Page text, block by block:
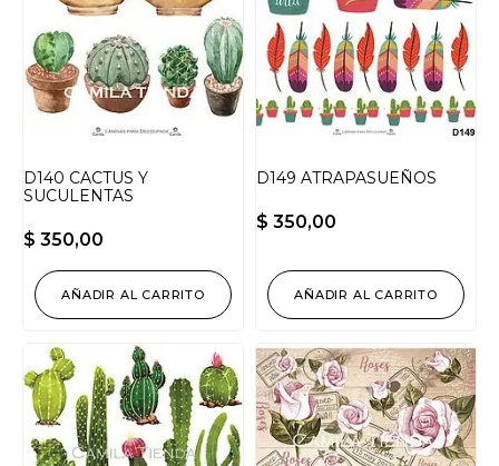
D140 CACTUS Y
SUCULENTAS
$ 350,00
AÑADIR AL CARRITO
D149 ATRAPASUEÑOS
$ 350,00
AÑADIR AL CARRITO